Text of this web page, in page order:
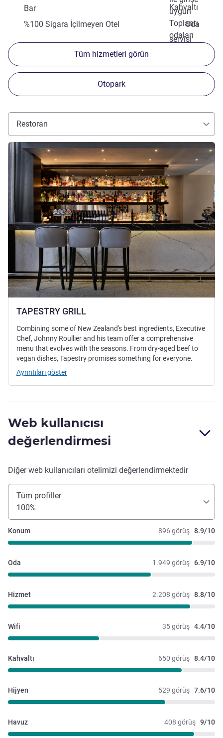
uygun
Kahvaltı
Bar
Toplantı
odaları
%100 Sigara İçilmeyen Otel
Oda
servisi
Tüm hizmetleri görün
Otopark
Restoran
TAPESTRY GRILL
Ayrıntıları göster
Combining some of New Zealand's best ingredients, Executive
Chef, Johnny Roullier and his team offer a comprehensive
menu that evolves with the seasons. From dry-aged beef to
vegan dishes, Tapestry promises something for everyone.
Ayrıntıları göster
Web kullanıcısı
değerlendirmesi
Diğer web kullanıcıları otelimizi değerlendirmektedir
Tüm profiller
100%
896 görüş 8.9/10
Konum
1.949 görüş 6.9/10
Oda
2.208 görüş 8.8/10
Hizmet
35 görüş 4.4/10
Wifi
650 görüş 8.4/10
Kahvaltı
529 görüş 7.6/10
Hijyen
408 görüş 9/10
Havuz